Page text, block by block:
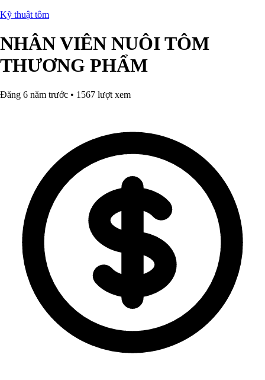
Kỹ thuật tôm
NHÂN VIÊN NUÔI TÔM
THƯƠNG PHẨM
Đăng 6 năm trước • 1567 lượt xem